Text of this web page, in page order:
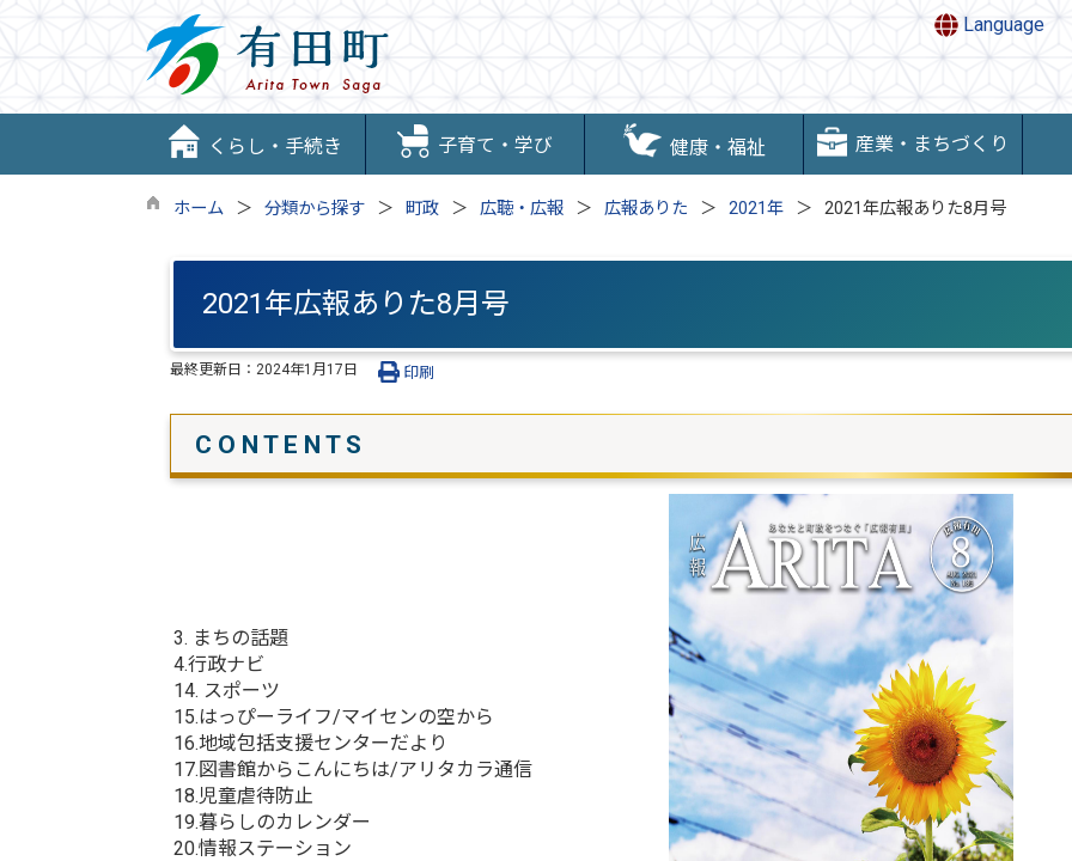
Language
くらし・手続き 子育て・学び 健康・福祉 産業・まちづくり
ホーム 分類から探す 町政 広聴・広報 広報ありた 2021年 2021年広報ありた8月号
2021年広報ありた8月号
最終更新日： 2024年1月17日 印刷
C O N T E N T S
3. まちの話題
4.行政ナビ
14. スポーツ
15.はっぴーライフ/マイセンの空から
16.地域包括支援センターだより
17.図書館からこんにちは/アリタカラ通信
18.児童虐待防止
19.暮らしのカレンダー
20.情報ステーション